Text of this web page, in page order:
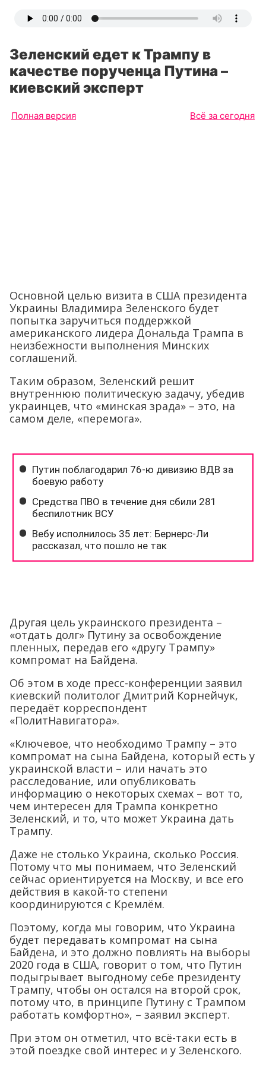
Зеленский едет к Трампу в
качестве порученца Путина –
киевский эксперт
Полная версия Всё за сегодня
Основной целью визита в США президента
Украины Владимира Зеленского будет
попытка заручиться поддержкой
американского лидера Дональда Трампа в
неизбежности выполнения Минских
соглашений.
Таким образом, Зеленский решит
внутреннюю политическую задачу, убедив
украинцев, что «минская зрада» – это, на
самом деле, «перемога».
Другая цель украинского президента –
«отдать долг» Путину за освобождение
пленных, передав его «другу Трампу»
компромат на Байдена.
Об этом в ходе пресс-конференции заявил
киевский политолог Дмитрий Корнейчук,
передаёт корреспондент
«ПолитНавигатора».
«Ключевое, что необходимо Трампу – это
компромат на сына Байдена, который есть у
украинской власти – или начать это
расследование, или опубликовать
информацию о некоторых схемах – вот то,
чем интересен для Трампа конкретно
Зеленский, и то, что может Украина дать
Трампу.
Даже не столько Украина, сколько Россия.
Потому что мы понимаем, что Зеленский
сейчас ориентируется на Москву, и все его
действия в какой-то степени
координируются с Кремлём.
Поэтому, когда мы говорим, что Украина
будет передавать компромат на сына
Байдена, и это должно повлиять на выборы
2020 года в США, говорит о том, что Путин
подыгрывает выгодному себе президенту
Трампу, чтобы он остался на второй срок,
потому что, в принципе Путину с Трампом
работать комфортно», – заявил эксперт.
При этом он отметил, что всё-таки есть в
этой поездке свой интерес и у Зеленского.